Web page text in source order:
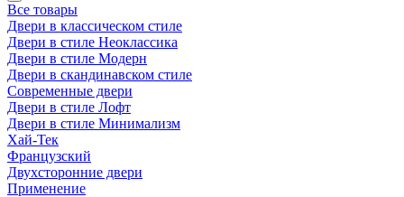
Все товары
Двери в классическом стиле
Двери в стиле Неоклассика
Двери в стиле Модерн
Двери в скандинавском стиле
Современные двери
Двери в стиле Лофт
Двери в стиле Минимализм
Хай-Тек
Французский
Двухсторонние двери
Применение